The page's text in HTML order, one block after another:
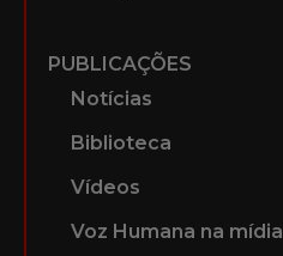
PUBLICAÇÕES
Notícias
Biblioteca
Vídeos
Voz Humana na mídia